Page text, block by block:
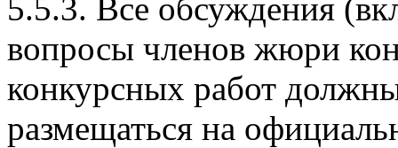
5.5.3. Все обсуждения
вопросы членов жюри
конкурсных работ
размещаться на